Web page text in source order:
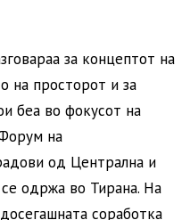
за концептот на
на просторот и за
беа во фокусот на
на
од Централна и
одржа во Тирана. На
соработка